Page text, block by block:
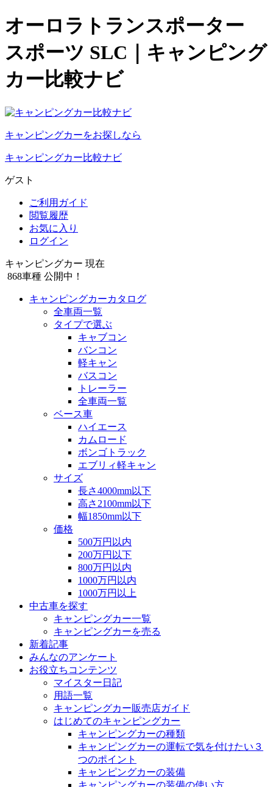
オーロラトランスポーター
スポーツ SLC｜キャンピング
カー比較ナビ
キャンピングカーをお探しなら
キャンピングカー比較ナビ
ゲスト
ご利用ガイド
閲覧履歴
お気に入り
ログイン
キャンピングカー 現在
868車種 公開中！
キャンピングカーカタログ
全車両一覧
タイプで選ぶ
キャブコン
バンコン
軽キャン
バスコン
トレーラー
全車両一覧
ベース車
ハイエース
カムロード
ボンゴトラック
エブリィ軽キャン
サイズ
長さ4000mm以下
高さ2100mm以下
幅1850mm以下
価格
500万円以内
200万円以下
800万円以内
1000万円以内
1000万円以上
中古車を探す
キャンピングカー一覧
キャンピングカーを売る
新着記事
みんなのアンケート
お役立ちコンテンツ
マイスター日記
用語一覧
キャンピングカー販売店ガイド
はじめてのキャンピングカー
キャンピングカーの種類
キャンピングカーの運転で気を付けたい３
つのポイント
キャンピングカーの装備
キャンピングカーの装備の使い方